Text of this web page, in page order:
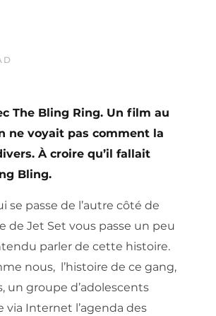
The Bling Ring. Un film au
ne voyait pas comment la
À croire qu’il fallait
Bling.
se passe de l’autre côté de
de Jet Set vous passe un peu
parler de cette histoire.
nous, l’histoire de ce gang,
un groupe d’adolescents
via Internet l’agenda des